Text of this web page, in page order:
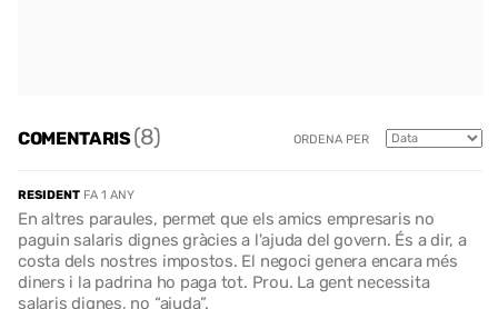
COMENTARIS(8) ORDENA PER
RESIDENT FA 1 ANY
En altres paraules, permet que els amics empresaris no
paguin salaris dignes gràcies a l'ajuda del govern. És a dir, a
costa dels nostres impostos. El negoci genera encara més
diners i la padrina ho paga tot. Prou. La gent necessita
salaris dignes, no “ajuda”.